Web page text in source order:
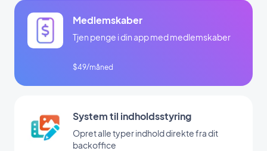
Medlemskaber
Tjen penge i din app med medlemskaber
$49/måned
System til indholdsstyring
Opret alle typer indhold direkte fra dit
backoffice